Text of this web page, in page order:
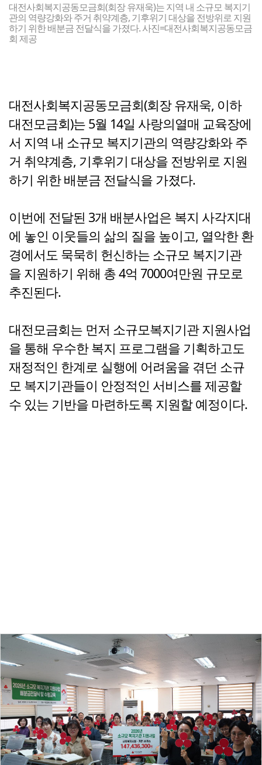
대전사회복지공동모금회(회장 유재욱)는 지역 내 소규모 복지기
관의 역량강화와 주거 취약계층, 기후위기 대상을 전방위로 지원
하기 위한 배분금 전달식을 가졌다. 사진=대전사회복지공동모금
회 제공
대전사회복지공동모금회(회장 유재욱, 이하
대전모금회)는 5월 14일 사랑의열매 교육장에
서 지역 내 소규모 복지기관의 역량강화와 주
거 취약계층, 기후위기 대상을 전방위로 지원
하기 위한 배분금 전달식을 가졌다.
이번에 전달된 3개 배분사업은 복지 사각지대
에 놓인 이웃들의 삶의 질을 높이고, 열악한 환
경에서도 묵묵히 헌신하는 소규모 복지기관
을 지원하기 위해 총 4억 7000여만원 규모로
추진된다.
대전모금회는 먼저 소규모복지기관 지원사업
을 통해 우수한 복지 프로그램을 기획하고도
재정적인 한계로 실행에 어려움을 겪던 소규
모 복지기관들이 안정적인 서비스를 제공할
수 있는 기반을 마련하도록 지원할 예정이다.